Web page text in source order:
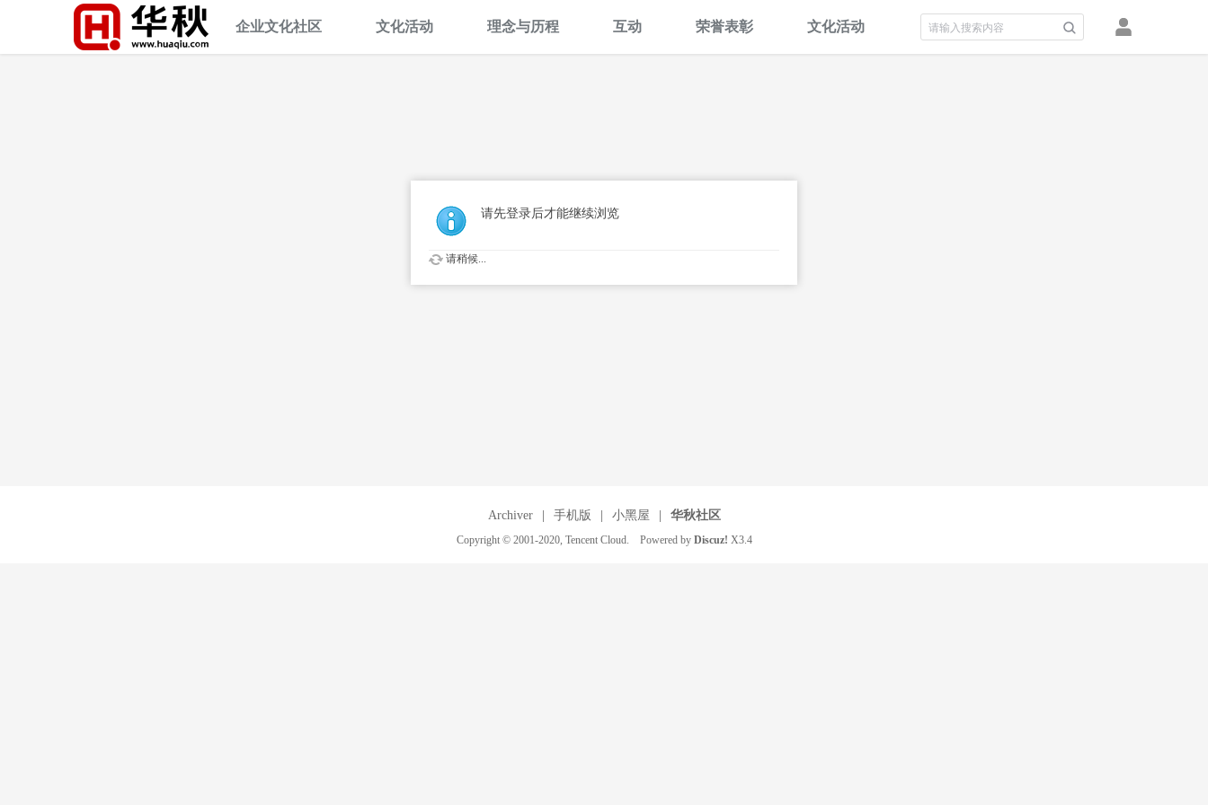
企业文化社区 文化活动 理念与历程 互动 荣誉表彰 文化活动
请先登录后才能继续浏览
请稍候...
Archiver 手机版 小黑屋 华秋社区
Copyright © 2001-2020, Tencent Cloud. Powered by Discuz! X3.4